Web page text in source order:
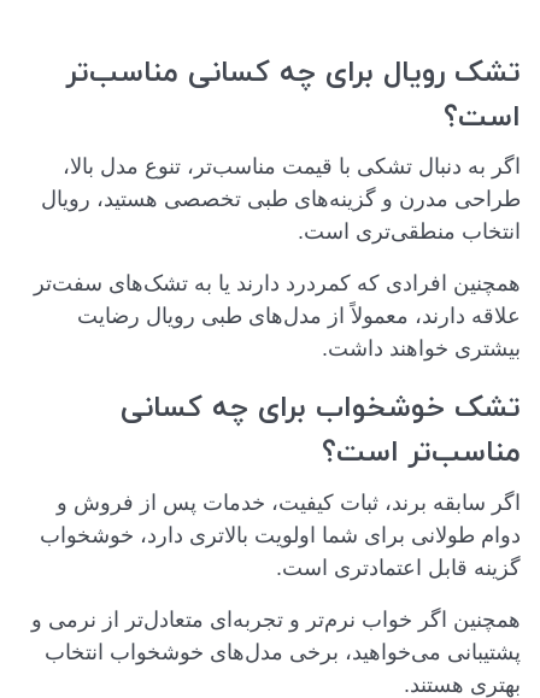
تشک رویال برای چه کسانی مناسب‌تر
است؟
اگر به دنبال تشکی با قیمت مناسب‌تر، تنوع مدل بالا،
طراحی مدرن و گزینه‌های طبی تخصصی هستید، رویال
انتخاب منطقی‌تری است.
همچنین افرادی که کمردرد دارند یا به تشک‌های سفت‌تر
علاقه دارند، معمولاً از مدل‌های طبی رویال رضایت
بیشتری خواهند داشت.
تشک خوشخواب برای چه کسانی
مناسب‌تر است؟
اگر سابقه برند، ثبات کیفیت، خدمات پس از فروش و
دوام طولانی برای شما اولویت بالاتری دارد، خوشخواب
گزینه قابل اعتمادتری است.
همچنین اگر خواب نرم‌تر و تجربه‌ای متعادل‌تر از نرمی و
پشتیبانی می‌خواهید، برخی مدل‌های خوشخواب انتخاب
بهتری هستند.